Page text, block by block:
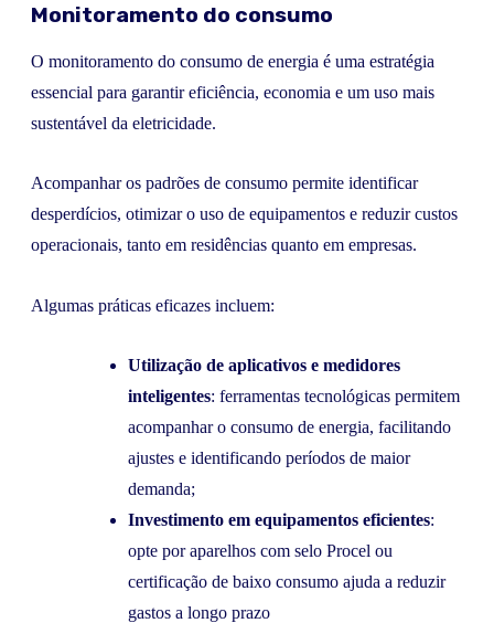
Monitoramento do consumo
O monitoramento do consumo de energia é uma estratégia
essencial para garantir eficiência, economia e um uso mais
sustentável da eletricidade.
Acompanhar os padrões de consumo permite identificar
desperdícios, otimizar o uso de equipamentos e reduzir custos
operacionais, tanto em residências quanto em empresas.
Algumas práticas eficazes incluem:
Utilização de aplicativos e medidores
inteligentes: ferramentas tecnológicas permitem
acompanhar o consumo de energia, facilitando
ajustes e identificando períodos de maior
demanda;
Investimento em equipamentos eficientes:
opte por aparelhos com selo Procel ou
certificação de baixo consumo ajuda a reduzir
gastos a longo prazo